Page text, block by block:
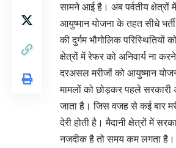
सामने आई है। अब पर्वतीय क्षेत्रों
आयुष्मान योजना के तहत सीधे
की दुर्गम भौगोलिक
क्षेत्रों में रेफर को अनिवार्य ना
दरअसल मरीजों को आयुष्मान
मामलों को छोड़कर पहले
जाता है। जिस वजह से कई बार
देरी होती है। मैदानी क्षेत्रों में
नजदीक है तो समय कम लगता है।